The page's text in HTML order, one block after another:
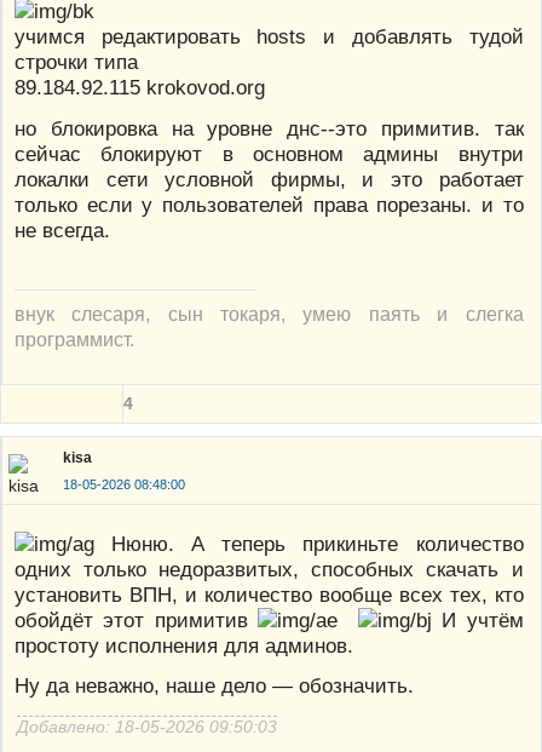
учимся редактировать hosts и добавлять тудой
строчки типа
89.184.92.115 krokovod.org
но блокировка на уровне днс--это примитив. так
сейчас блокируют в основном админы внутри
локалки сети условной фирмы, и это работает
только если у пользователей права порезаны. и то
не всегда.
внук слесаря, сын токаря, умею паять и слегка
программист.
4
kisa
18-05-2026 08:48:00
Нюню. А теперь прикиньте количество
одних только недоразвитых, способных скачать и
установить ВПН, и количество вообще всех тех, кто
обойдёт этот примитив
И учтём
простоту исполнения для админов.
Ну да неважно, наше дело — обозначить.
Добавлено: 18-05-2026 09:50:03